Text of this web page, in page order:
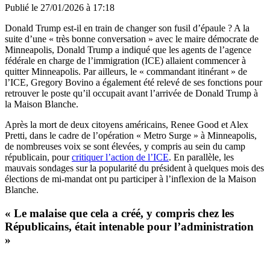
Publié le 27/01/2026 à 17:18
Donald Trump est-il en train de changer son fusil d’épaule ? A la
suite d’une « très bonne conversation » avec le maire démocrate de
Minneapolis, Donald Trump a indiqué que les agents de l’agence
fédérale en charge de l’immigration (ICE) allaient commencer à
quitter Minneapolis. Par ailleurs, le « commandant itinérant » de
l’ICE, Gregory Bovino a également été relevé de ses fonctions pour
retrouver le poste qu’il occupait avant l’arrivée de Donald Trump à
la Maison Blanche.
Après la mort de deux citoyens américains, Renee Good et Alex
Pretti, dans le cadre de l’opération « Metro Surge » à Minneapolis,
de nombreuses voix se sont élevées, y compris au sein du camp
républicain, pourcritiquer l’action de l’ICE. En parallèle, les
mauvais sondages sur la popularité du président à quelques mois des
élections de mi-mandat ont pu participer à l’inflexion de la Maison
Blanche.
« Le malaise que cela a créé, y compris chez les
Républicains, était intenable pour l’administration
»